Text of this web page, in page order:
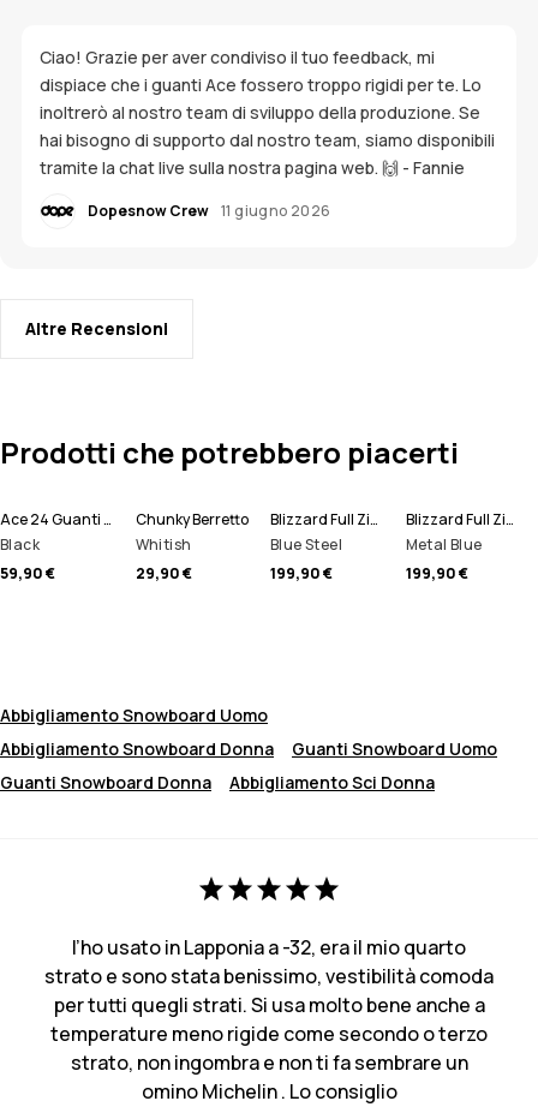
Ciao! Grazie per aver condiviso il tuo feedback, mi
dispiace che i guanti Ace fossero troppo rigidi per te. Lo
inoltrerò al nostro team di sviluppo della produzione. Se
hai bisogno di supporto dal nostro team, siamo disponibili
tramite la chat live sulla nostra pagina web. 🙌 - Fannie
Dopesnow Crew 11 giugno 2026
Altre Recensioni
Prodotti che potrebbero piacerti
Ace 24 Guanti da Neve
Black
59,90 €
Chunky Berretto
Whitish
29,90 €
Blizzard Full Zip Giacca Snowboard Uomo
Blue Steel
199,90 €
Blizzard Full Zip Giacca Sci Uomo
Metal Blue
199,90 €
Abbigliamento Snowboard Uomo
Abbigliamento Snowboard Donna
Guanti Snowboard Uomo
Guanti Snowboard Donna
Abbigliamento Sci Donna
l’ho usato in Lapponia a -32, era il mio quarto
strato e sono stata benissimo, vestibilità comoda
per tutti quegli strati. Si usa molto bene anche a
temperature meno rigide come secondo o terzo
strato, non ingombra e non ti fa sembrare un
omino Michelin . Lo consiglio